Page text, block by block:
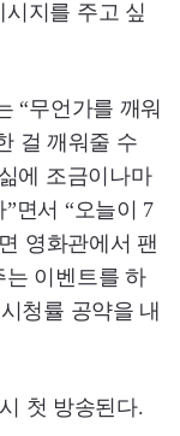
지를 주고 싶
“무언가를 깨워
걸 깨워줄 수
에 조금이나마
면서 “오늘이 7
영화관에서 팬
는 이벤트를 하
청률 공약을 내
첫 방송된다.